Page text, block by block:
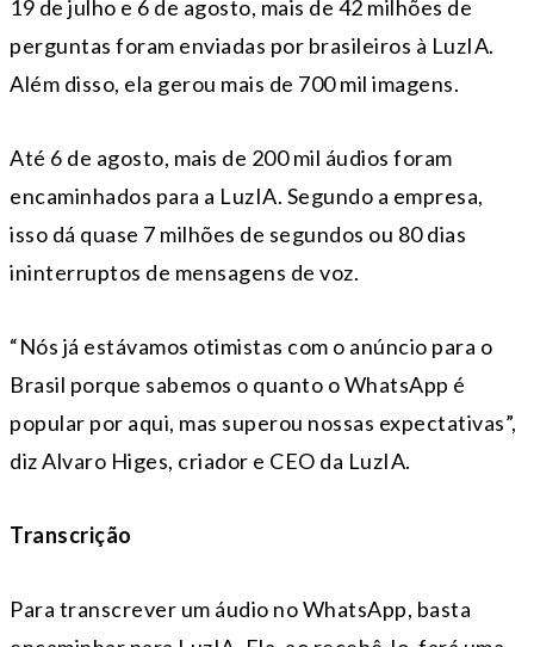
19 de julho e 6 de agosto, mais de 42 milhões de
perguntas foram enviadas por brasileiros à LuzIA.
Além disso, ela gerou mais de 700 mil imagens.
Até 6 de agosto, mais de 200 mil áudios foram
encaminhados para a LuzIA. Segundo a empresa,
isso dá quase 7 milhões de segundos ou 80 dias
ininterruptos de mensagens de voz.
“Nós já estávamos otimistas com o anúncio para o
Brasil porque sabemos o quanto o WhatsApp é
popular por aqui, mas superou nossas expectativas”,
diz Alvaro Higes, criador e CEO da LuzIA.
Transcrição
Para transcrever um áudio no WhatsApp, basta